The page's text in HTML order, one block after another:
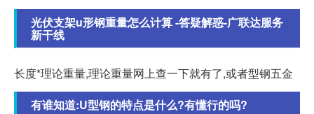
光伏支架u形钢重量怎么计算 -答疑解惑-广联达服务
新干线
长度*理论重量,理论重量网上查一下就有了,或者型钢五金
有谁知道:U型钢的特点是什么?有懂行的吗?